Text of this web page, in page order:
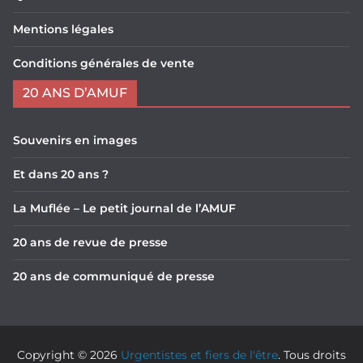
Mentions légales
Conditions générales de vente
20 ANS D’AMUF
Souvenirs en images
Et dans 20 ans ?
La Muflée – Le petit journal de l’AMUF
20 ans de revue de presse
20 ans de communiqué de presse
Copyright © 2026 Urgentistes et fiers de l'être. Tous droits